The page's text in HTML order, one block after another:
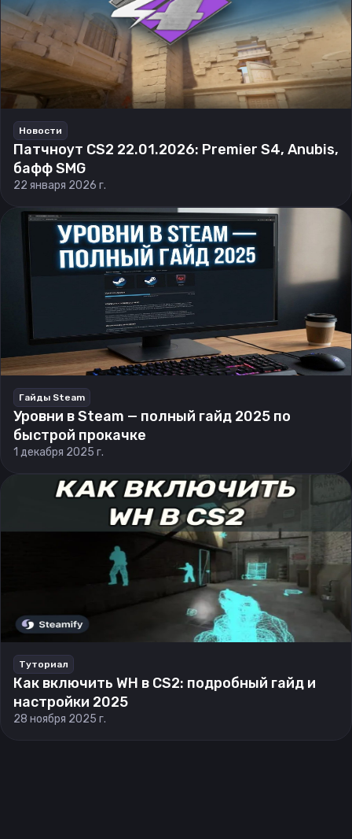
Новости
Патчноут CS2 22.01.2026: Premier S4, Anubis,
бафф SMG
22 января 2026 г.
Гайды Steam
Уровни в Steam — полный гайд 2025 по
быстрой прокачке
1 декабря 2025 г.
Туториал
Как включить WH в CS2: подробный гайд и
настройки 2025
28 ноября 2025 г.